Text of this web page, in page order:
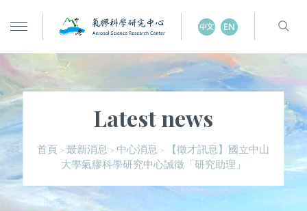
Latest news
首頁 >最新消息 > 中心消息 >
【徵才訊息】國立中山
大學氣膠科學研究中心誠徵「研究助理」